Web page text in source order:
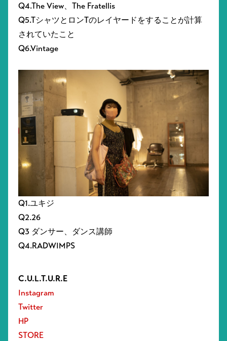
Q4.The View、The Fratellis
Q5.TシャツとロンTのレイヤードをすることが計算
されていたこと
Q6.Vintage
Q1.ユキジ
Q2.26
Q3 ダンサー、ダンス講師
Q4.RADWIMPS
C.U.L.T.U.R.E
Instagram
Twitter
HP
STORE